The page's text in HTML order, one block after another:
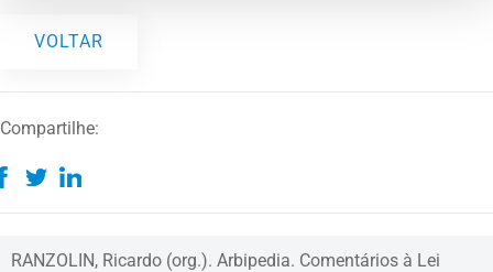
VOLTAR
Compartilhe:
RANZOLIN, Ricardo (org.). Arbipedia. Comentários à Lei